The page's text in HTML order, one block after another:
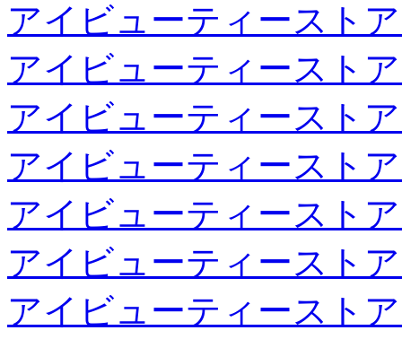
アイビューティースト
アイビューティースト
アイビューティースト
アイビューティースト
アイビューティースト
アイビューティースト
アイビューティースト